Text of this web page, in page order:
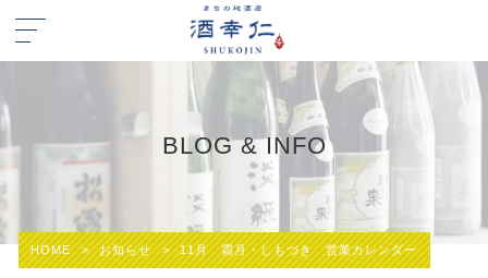
BLOG & INFO
HOME > お知らせ > 11月 霜月・しもづき 営業カレンダー